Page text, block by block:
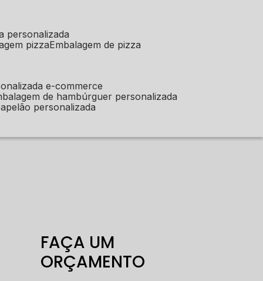
personalizada
pizza embalagem de pizza
e-commerce
de hambúrguer personalizada
personalizada
FAÇA UM
ORÇAMENTO